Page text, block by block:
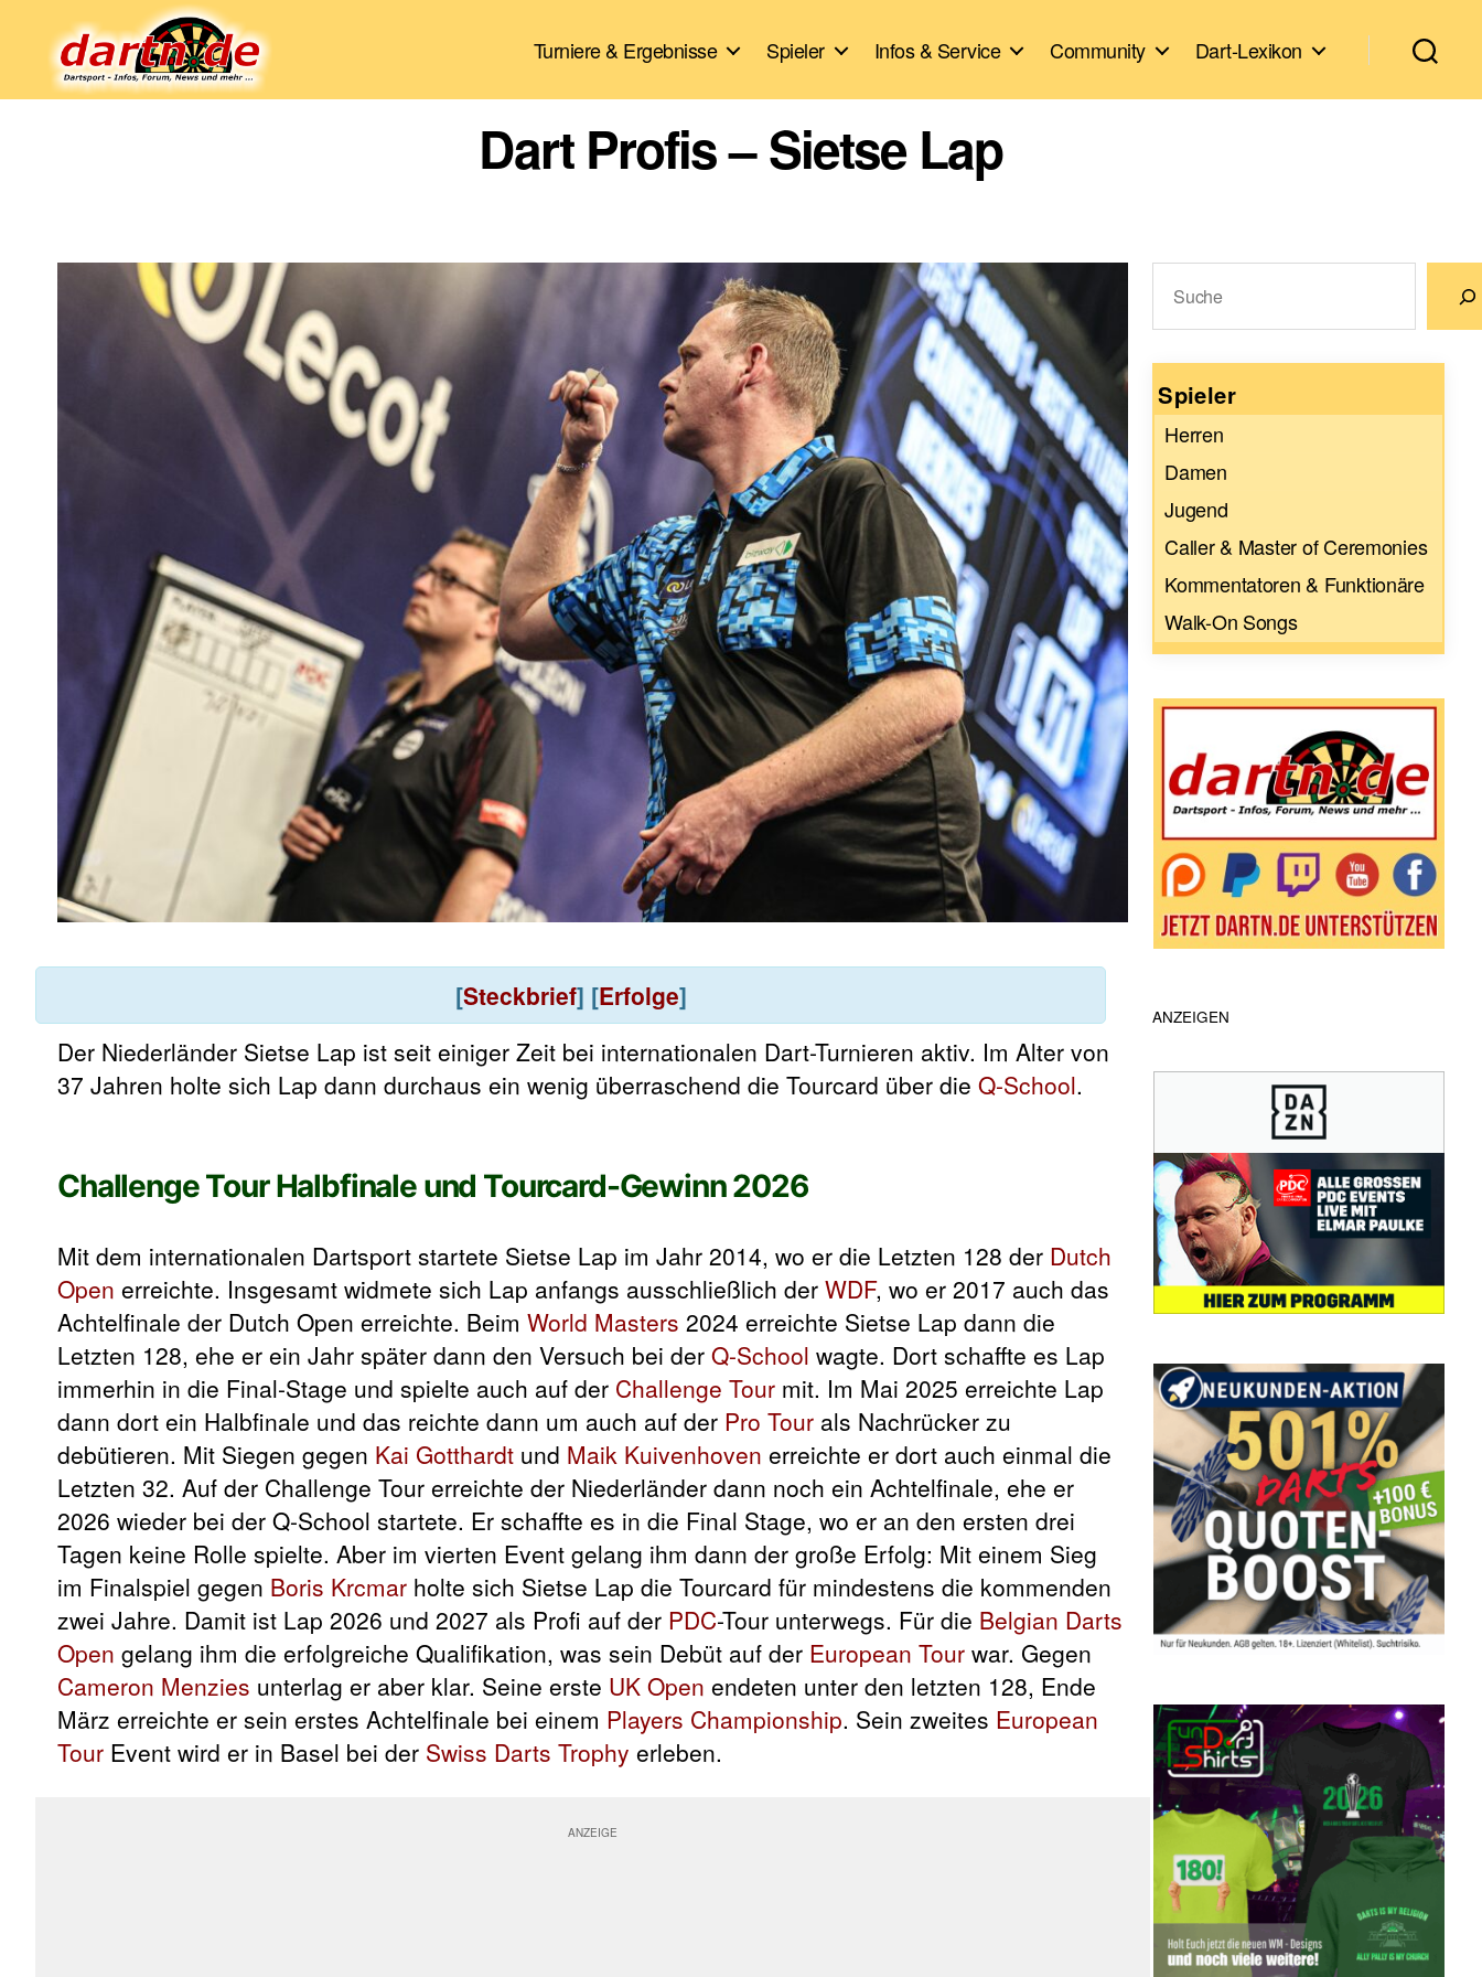
Turniere & Ergebnisse Spieler Infos & Service Community Dart-Lexikon
Dart Profis – Sietse Lap
[Steckbrief] [Erfolge]
Der Niederländer Sietse Lap ist seit einiger Zeit bei internationalen Dart-Turnieren aktiv. Im Alter von
37 Jahren holte sich Lap dann durchaus ein wenig überraschend die Tourcard über die Q-School.
Challenge Tour Halbfinale und Tourcard-Gewinn 2026
Mit dem internationalen Dartsport startete Sietse Lap im Jahr 2014, wo er die Letzten 128 der Dutch
Open erreichte. Insgesamt widmete sich Lap anfangs ausschließlich der WDF, wo er 2017 auch das
Achtelfinale der Dutch Open erreichte. Beim World Masters 2024 erreichte Sietse Lap dann die
Letzten 128, ehe er ein Jahr später dann den Versuch bei der Q-School wagte. Dort schaffte es Lap
immerhin in die Final-Stage und spielte auch auf der Challenge Tour mit. Im Mai 2025 erreichte Lap
dann dort ein Halbfinale und das reichte dann um auch auf der Pro Tour als Nachrücker zu
debütieren. Mit Siegen gegen Kai Gotthardt und Maik Kuivenhoven erreichte er dort auch einmal die
Letzten 32. Auf der Challenge Tour erreichte der Niederländer dann noch ein Achtelfinale, ehe er
2026 wieder bei der Q-School startete. Er schaffte es in die Final Stage, wo er an den ersten drei
Tagen keine Rolle spielte. Aber im vierten Event gelang ihm dann der große Erfolg: Mit einem Sieg
im Finalspiel gegen Boris Krcmar holte sich Sietse Lap die Tourcard für mindestens die kommenden
zwei Jahre. Damit ist Lap 2026 und 2027 als Profi auf der PDC-Tour unterwegs. Für die Belgian Darts
Open gelang ihm die erfolgreiche Qualifikation, was sein Debüt auf der European Tour war. Gegen
Cameron Menzies unterlag er aber klar. Seine erste UK Open endeten unter den letzten 128, Ende
März erreichte er sein erstes Achtelfinale bei einem Players Championship. Sein zweites European
Tour Event wird er in Basel bei der Swiss Darts Trophy erleben.
Spieler
Herren
Damen
Jugend
Caller & Master of Ceremonies
Kommentatoren & Funktionäre
Walk-On Songs
ANZEIGEN